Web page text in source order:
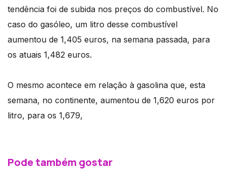
tendência foi de subida nos preços do combustível. No
caso do gasóleo, um litro desse combustível
aumentou de 1,405 euros, na semana passada, para
os atuais 1,482 euros.
O mesmo acontece em relação à gasolina que, esta
semana, no continente, aumentou de 1,620 euros por
litro, para os 1,679,
Pode também gostar